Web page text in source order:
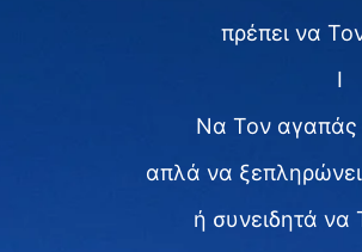
πρέπει να
I
Να Τον αγαπάς
απλά να
ή συνειδητά